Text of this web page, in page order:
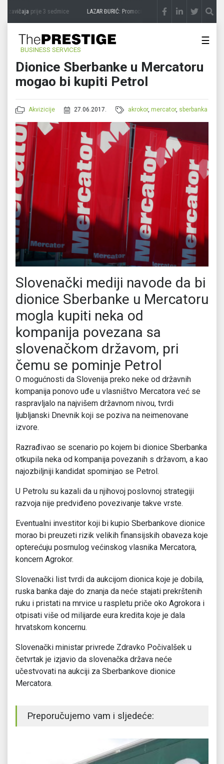
zavičajaprije 3 sedmice LAZAR ĐURIĆ: Promocija potencijal pretvara u destinaciju
BUSINESS SERVICES
☰
Dionice Sberbanke u Mercatoru
mogao bi kupiti Petrol
Akvizicije 27.06.2017. akrokor,mercator, sberbanka
Slovenački mediji navode da bi
dionice Sberbanke u Mercatoru
mogla kupiti neka od
kompanija povezana sa
slovenačkom državom, pri
čemu se pominje Petrol
O mogućnosti da Slovenija preko neke od državnih
kompanija ponovo uđe u vlasništvo Mercatora već se
raspravljalo na najvišem državnom nivou, tvrdi
ljubljanski Dnevnik koji se poziva na neimenovane
izvore.
Razrađivao se scenario po kojem bi dionice Sberbanka
otkupila neka od kompanija povezanih s državom, a kao
najozbiljniji kandidat spominjao se Petrol.
U Petrolu su kazali da u njihovoj poslovnoj strategiji
razvoja nije predviđeno povezivanje takve vrste.
Eventualni investitor koji bi kupio Sberbankove dionice
morao bi preuzeti rizik velikih finansijskih obaveza koje
opterećuju posrnulog većinskog vlasnika Mercatora,
koncern Agrokor.
Slovenački list tvrdi da aukcijom dionica koje je dobila,
ruska banka daje do znanja da neće stajati prekrštenih
ruku i pristati na mrvice u raspletu priče oko Agrokora i
otpisati više od milijarde eura kredita koje je dala
hrvatskom koncernu.
Slovenački ministar privrede Zdravko Počivalšek u
četvrtak je izjavio da slovenačka država neće
učestvovati na aukciji za Sberbankove dionice
Mercatora.
Preporučujemo vam i sljedeće: